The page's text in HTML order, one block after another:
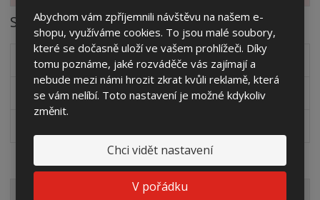
Abychom vám zpříjemnili návštěvu na našem e-
shopu, využíváme cookies. To jsou malé soubory,
které se dočasně uloží ve vašem prohlížeči. Díky
tomu poznáme, jaké rozváděče vás zajímají a
nebude mezi námi hrozit zkrat kvůli reklamě, která
se vám nelíbí. Toto nastavení je možné kdykoliv
změnit.
Chci vidět nastavení
V pořádku
Soubory ke stažení
Nárys sokl dwg (34.87 Kb)
Bokorys sokl dwg (30.44 Kb)